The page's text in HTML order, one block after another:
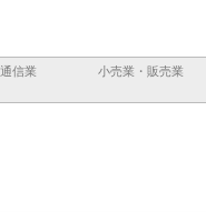
通信業 小売業・販売業